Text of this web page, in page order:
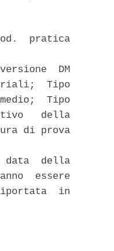
pratica
DM
Tipo
Tipo
della
di prova
data  della
essere
in